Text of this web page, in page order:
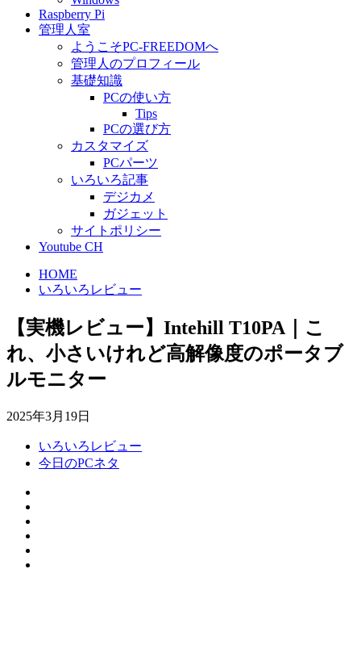
Raspberry Pi
管理人室
ようこそPC-FREEDOMへ
管理人のプロフィール
基礎知識
PCの使い方
Tips
PCの選び方
カスタマイズ
PCパーツ
いろいろ記事
デジカメ
ガジェット
サイトポリシー
Youtube CH
HOME
いろいろレビュー
【実機レビュー】Intehill T10PA｜こ
れ、小さいけれど高解像度のポータブ
ルモニター
2025年3月19日
いろいろレビュー
今日のPCネタ